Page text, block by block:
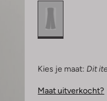
Kies je maat: Dit
Maat uitverkocht?